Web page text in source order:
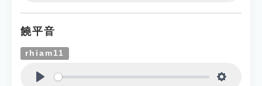
饒平音
rhiam11